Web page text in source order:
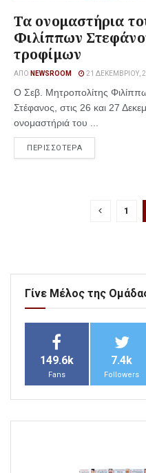
Τα ονομαστήρια
Φιλίππων
τροφίμων
ΑΠΌ NEWSROOM 21 ΔΕΚΕΜΒΡΊΟΥ,
Ο Σεβ. Μητροπολίτης
Στέφανος, στις 26 και 27
ονομαστήριά του ...
ΠΕΡΙΣΣΟΤΕΡΑ
1
Γίνε Μέλος της
149.6k
Fans
7.4k
Followers